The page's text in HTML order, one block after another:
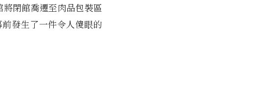
閉館喬遷至肉品包裝區
發生了一件令人傻眼的